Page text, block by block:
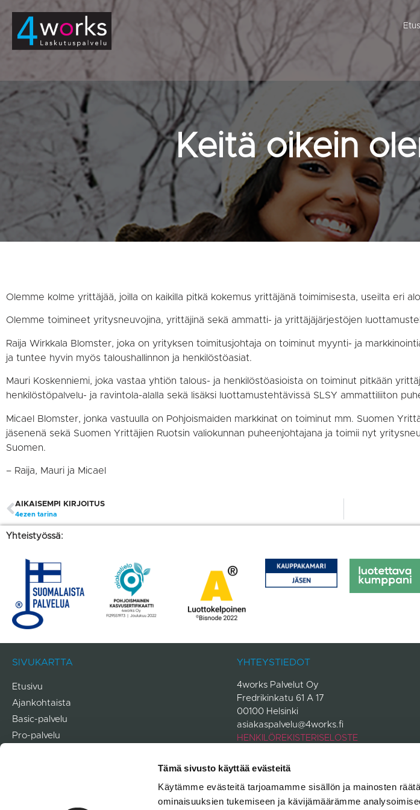
Tämä sivusto käyttää evästeitä
Käytämme evästeitä tarjoamamme sisällön ja mainosten
ominaisuuksien tukemiseen ja kävijämäärämme
Keitä oikein
Olemme kolme yrittäjää, joilla on kaikilla pitkä kokemus yrittäjänä toimimisesta, useilta eri
Olemme toimineet yritysneuvojina, yrittäjinä sekä ammatti- ja yrittäjäjärjestöjen
Raija Wirkkala Blomster, joka on yrityksen toimitusjohtaja on toiminut myynti- ja
ja tuntee hyvin myös taloushallinnon ja henkilöstöasiat.
Mauri Koskenniemi, joka vastaa yhtiön talous- ja henkilöstöasioista on toiminut pitkään
henkilöstöpalvelu- ja ravintola-alalla sekä lisäksi luottamustehtävissä SLSY ammattiliiton
Micael Blomster, jonka vastuulla on Pohjoismaiden markkinat on toiminut mm. Suomen
jäsenenä sekä Suomen Yrittäjien Ruotsin valiokunnan puheenjohtajana ja toimii nyt
Suomen.
– Raija, Mauri ja Micael
AIKAISEMPI KIRJOITUS
4ezen tarina
Yhteistyössä:
SIVUKARTTA
Etusivu
Ajankohtaista
Basic-palvelu
Pro-palvelu
YHTEYSTIEDOT
4works Palvelut Oy
Fredrikinkatu 61 A 17
00100 Helsinki
asiakaspalvelu@4works.fi
HENKILÖREKISTERISELOSTE
All rights reserved
©20264works Palvelut Oy